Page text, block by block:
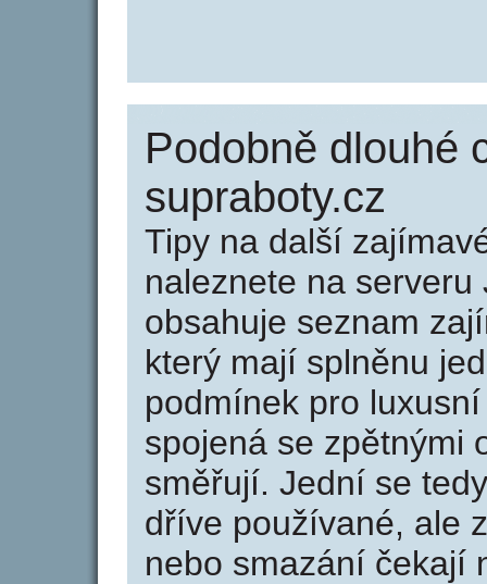
Podobně dlouhé
supraboty.cz
Tipy na další
naleznete na serveru
obsahuje seznam
který mají splněnu
podmínek pro
spojená se zpětnými
směřují. Jední se
dříve používané, ale
nebo smazání čekají